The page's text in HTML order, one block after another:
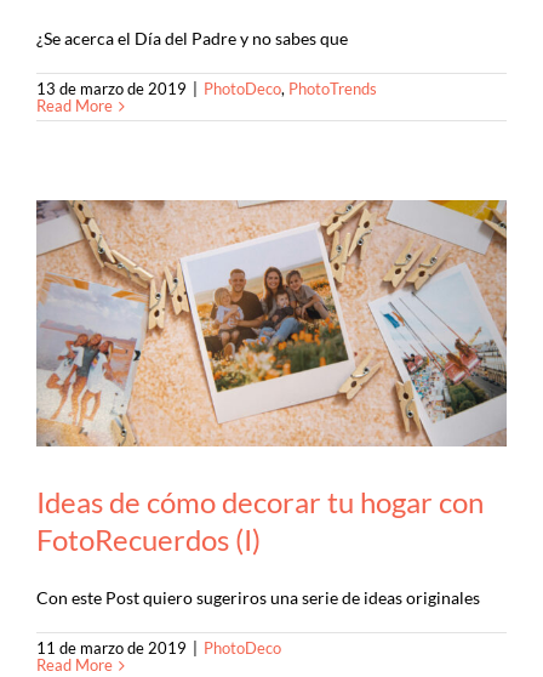
¿Se acerca el Día del Padre y no sabes que
13 de marzo de 2019 PhotoDeco, PhotoTrends
Read More
Ideas de cómo decorar tu hogar con
FotoRecuerdos (I)
Con este Post quiero sugeriros una serie de ideas originales
11 de marzo de 2019
PhotoDeco
Read More